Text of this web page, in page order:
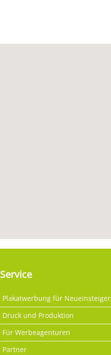
Service
Plakatwerbung für Neueinsteiger
Druck und Produktion
Für Werbeagenturen
Partner